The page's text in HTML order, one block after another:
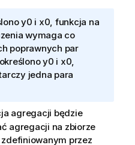
y0 i x0, funkcja na
wymaga co
poprawnych par
y0 i x0,
jedna para
agregacji będzie
agregacji na zbiorze
przez